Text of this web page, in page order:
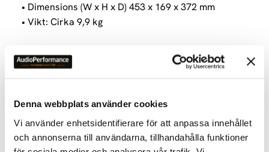
Denna webbplats använder cookies
Vi använder enhetsidentifierare för att anpassa innehållet
och annonserna till användarna, tillhandahålla funktioner
• Dimensions (W x H x D) 453 x 169 x 372 mm
• Vikt: Cirka 9,9 kg
Medföljer:
• Skivspelare, skivtallriksmatta, dammskydd, EP-
skivadapter, motvikt, extravikt, Pickuphuvud,
jordanslutning, nätsladd för strömkälla
Bruksanvisning